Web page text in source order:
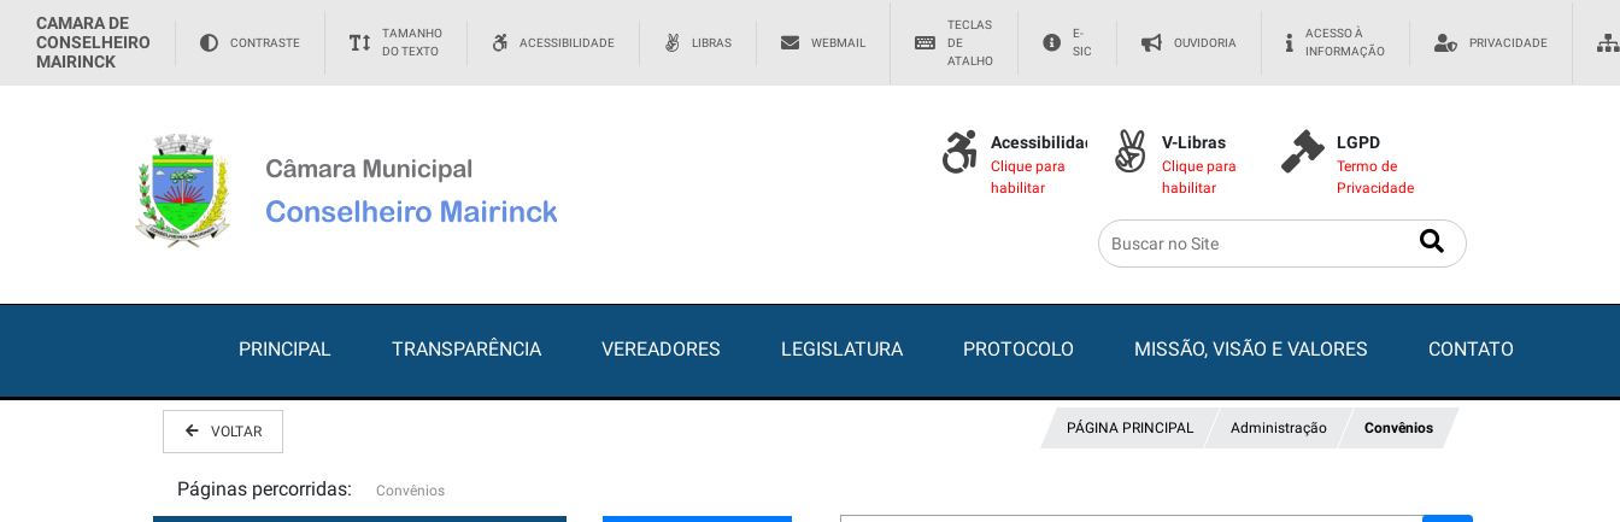
CAMARA DE
CONSELHEIRO
MAIRINCK
CONTRASTE
TAMANHO
DO TEXTO
ACESSIBILIDADE LIBRAS WEBMAIL
TECLAS
DE
ATALHO
E-
SIC
OUVIDORIA
ACESSO À
INFORMAÇÃO
PRIVACIDADE
Acessibilidade
Clique para
habilitar
V-Libras
Clique para
habilitar
LGPD
Termo de
Privacidade
PRINCIPAL TRANSPARÊNCIA VEREADORES LEGISLATURA PROTOCOLO MISSÃO, VISÃO E VALORES CONTATO
VOLTAR PÁGINA PRINCIPAL Administração Convênios
Páginas percorridas: Convênios